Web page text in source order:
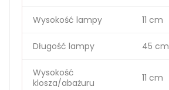
Wysokość lampy 11 cm
Długość lampy 45 cm
Wysokość
klosza/abażuru
11 cm